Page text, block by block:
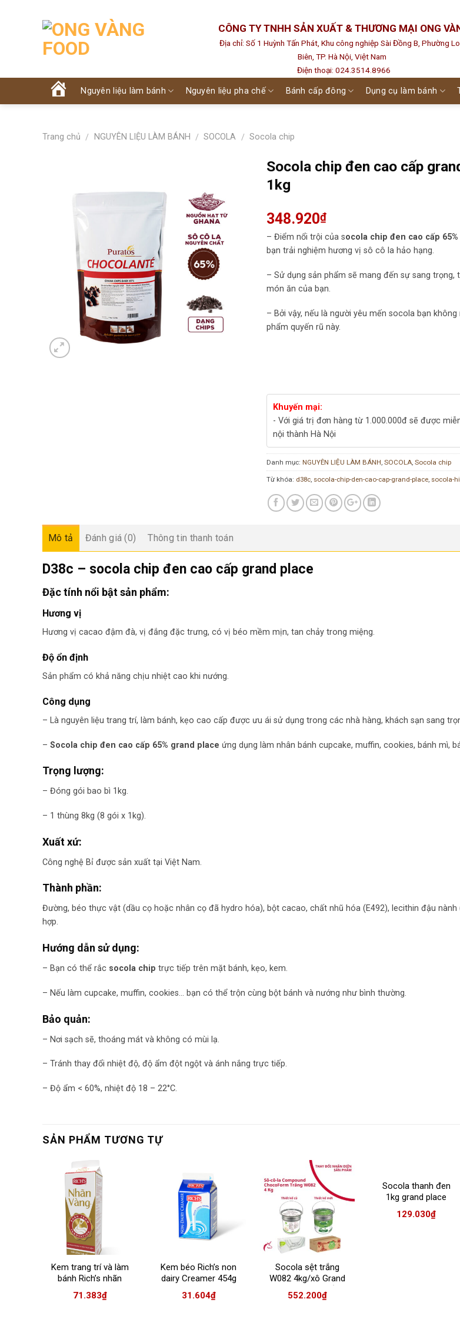
CÔNG TY TNHH SẢN XUẤT & THƯƠNG MẠI ONG
Địa chỉ: Số 1 Huỳnh Tấn Phát, Khu công nghiệp Sài Đồng B, Phường
Biên, TP. Hà Nội, Việt Nam
Điện thoại: 024.3514.8966
Trang
Nguyên liệu làm bánh Nguyên liệu pha chế Bánh cấp đông Dụng cụ làm bánh
Trang chủ / NGUYÊN LIỆU LÀM BÁNH / SOCOLA / Socola chip
Socola chip đen cao cấp
1kg
348.920₫
– Điểm nổi trội của socola chip đen cao cấp 65%
bạn trải nghiệm hương vị sô cô la hảo hạng.
– Sử dụng sản phẩm sẽ mang đến sự sang trọng,
món ăn của bạn.
– Bởi vậy, nếu là người yêu mến socola bạn
phẩm quyến rũ này.
Khuyến mại:
- Với giá trị đơn hàng từ 1.000.000đ sẽ được
nội thành Hà Nội
Danh mục:NGUYÊN LIỆU LÀM BÁNH,SOCOLA,Socola chip
Từ khóa: d38c, socola-chip-den-cao-cap-grand-place, socola-
Mô tả Đánh giá (0) Thông tin thanh toán
D38c – socola chip đen cao cấp grand place
Đặc tính nổi bật sản phẩm:
Hương vị
Hương vị cacao đậm đà, vị đắng đặc trưng, có vị béo mềm mịn, tan chảy trong miệng.
Độ ổn định
Sản phẩm có khả năng chịu nhiệt cao khi nướng.
Công dụng
– Là nguyên liệu trang trí, làm bánh, kẹo cao cấp được ưu ái sử dụng trong các nhà hàng, khách sạn sang
– Socola chip đen cao cấp 65% grand place ứng dụng làm nhân bánh cupcake, muffin, cookies, bánh mì,
Trọng lượng:
– Đóng gói bao bì 1kg.
– 1 thùng 8kg (8 gói x 1kg).
Xuất xứ:
Công nghệ Bỉ được sản xuất tại Việt Nam.
Thành phần:
Đường, béo thực vật (dầu cọ hoặc nhân cọ đã hydro hóa), bột cacao, chất nhũ hóa (E492), lecithin đậu nành
hợp.
Hướng dẫn sử dụng:
– Bạn có thể rắc socola chip trực tiếp trên mặt bánh, kẹo, kem.
– Nếu làm cupcake, muffin, cookies… bạn có thể trộn cùng bột bánh và nướng như bình thường.
Bảo quản:
– Nơi sạch sẽ, thoáng mát và không có mùi lạ.
– Tránh thay đổi nhiệt độ, độ ẩm đột ngột và ánh nắng trực tiếp.
– Độ ẩm < 60%, nhiệt độ 18 – 22°C.
SẢN PHẨM TƯƠNG TỰ
Kem trang trí và làm
bánh Rich’s nhãn
vàng Gold label
71.383₫
Kem béo Rich’s non
dairy Creamer 454g
31.604₫
Socola sệt trắng
W082 4kg/xô Grand
Place – xô thiếc
552.200₫
Socola thanh đen
1kg grand place
(D045)
129.030₫